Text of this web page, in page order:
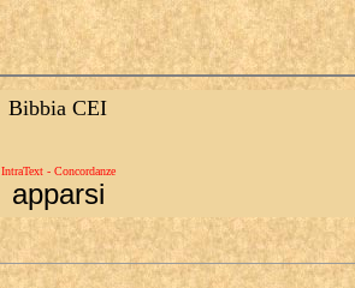
Bibbia CEI
IntraText - Concordanze
apparsi